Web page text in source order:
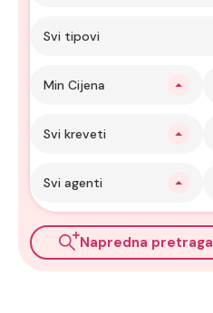
Svi tipovi
Min Cijena
Svi kreveti
Svi agenti
Napredna pretraga